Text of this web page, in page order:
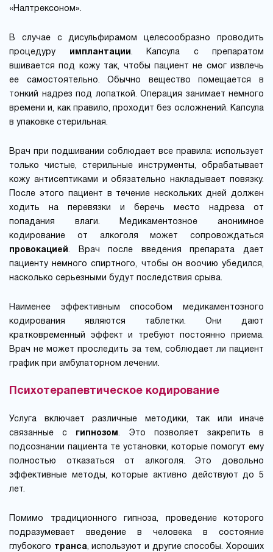
«Налтрексоном».
В случае с дисульфирамом целесообразно проводить
процедуру
имплантации . Капсула с препаратом
вшивается под кожу так, чтобы пациент не смог извлечь
ее самостоятельно. Обычно вещество помещается в
тонкий надрез под лопаткой. Операция занимает немного
времени и, как правило, проходит без осложнений. Капсула
в упаковке стерильная.
Врач при подшивании соблюдает все правила: использует
только чистые, стерильные инструменты, обрабатывает
кожу антисептиками и обязательно накладывает повязку.
После этого пациент в течение нескольких дней должен
ходить на перевязки и беречь место надреза от
попадания влаги. Медикаментозное анонимное
кодирование от алкоголя может сопровождаться
провокацией . Врач после введения препарата дает
пациенту немного спиртного, чтобы он воочию убедился,
насколько серьезными будут последствия срыва.
Наименее эффективным способом медикаментозного
кодирования являются таблетки. Они дают
кратковременный эффект и требуют постоянно приема.
Врач не может проследить за тем, соблюдает ли пациент
график при амбулаторном лечении.
Психотерапевтическое кодирование
Услуга включает различные методики, так или иначе
связанные с
гипнозом. Это позволяет закрепить в
подсознании пациента те установки, которые помогут ему
полностью отказаться от алкоголя. Это довольно
эффективные методы, которые активно действуют до 5
лет.
Помимо традиционного гипноза, проведение которого
подразумевает введение в человека в состояние
глубокого транса, используют и другие способы. Хороших